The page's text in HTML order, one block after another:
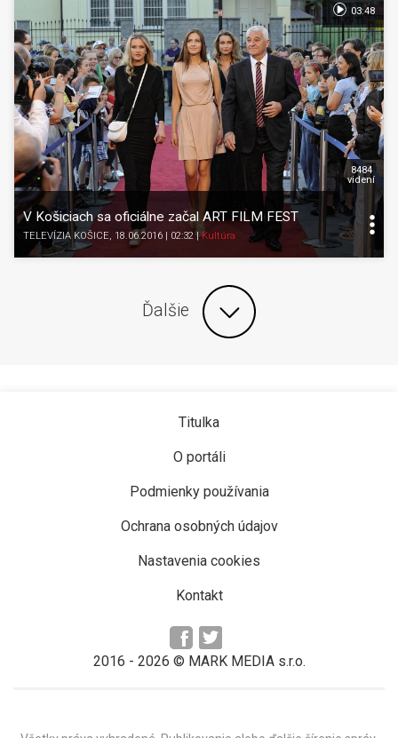
V Košiciach sa oficiálne začal ART FILM FEST
TELEVÍZIA KOŠICE, 18.06.2016 | 02:32|Kultúra
8484
videní
03:48
Ďalšie
Titulka
O portáli
Podmienky používania
Ochrana osobných údajov
Nastavenia cookies
Kontakt
2016 - 2026 © MARK MEDIA s.r.o.